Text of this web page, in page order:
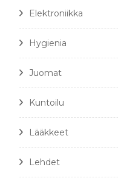
Elektroniikka
Hygienia
Juomat
Kuntoilu
Lääkkeet
Lehdet